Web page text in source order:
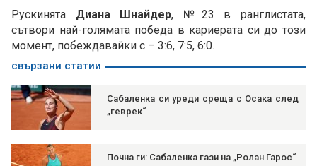
Рускинята Диана Шнайдер, №23 в ранглистата,
сътвори най-голямата победа в кариерата си до този
момент, побеждавайки с – 3:6, 7:5, 6:0.
свързани статии
Сабаленка си уреди среща с Осака след
„геврек“
Почна ги: Сабаленка гази на „Ролан Гарос“